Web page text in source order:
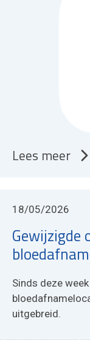
Lees meer
18/05/2026
Gewijzigde
Sinds deze
uitgebreid.